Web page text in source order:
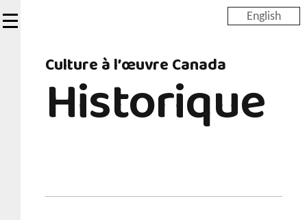
to
English
Culture à l’œuvre Canada
Historique